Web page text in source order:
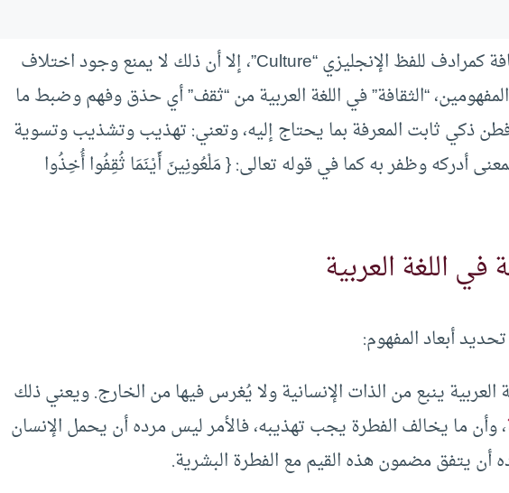
على الرغم من سيادة لفظ الثقافة كمرادف للفظ الإنجليزي “Culture”، إلا أن ذلك لا يمنع وجود اختلاف
“الثقافة” في اللغة العربية من “ثقف” أي حذق وفهم وضبط ما
ذكي ثابت المعرفة بما يحتاج إليه، وتعني: تهذيب وتشذيب وتسوية
أدركه وظفر به كما في قوله تعالى: { مَلْعُونِينَ أَيْنَمَا ثُقِفُوا أُخِذُوا
أبعاد المفهوم:
العربية ينبع من الذات الإنسانية ولا يُغرس فيها من الخارج. ويعني ذلك
، وأن ما يخالف الفطرة يجب تهذيبه، فالأمر ليس مرده أن يحمل الإنسان
أن يتفق مضمون هذه القيم مع الفطرة البشرية.